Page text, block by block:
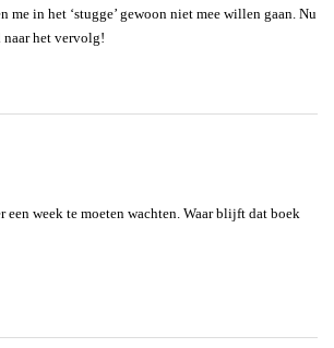
me in het ‘stugge’ gewoon niet mee willen gaan. Nu
naar het vervolg!
een week te moeten wachten. Waar blijft dat boek